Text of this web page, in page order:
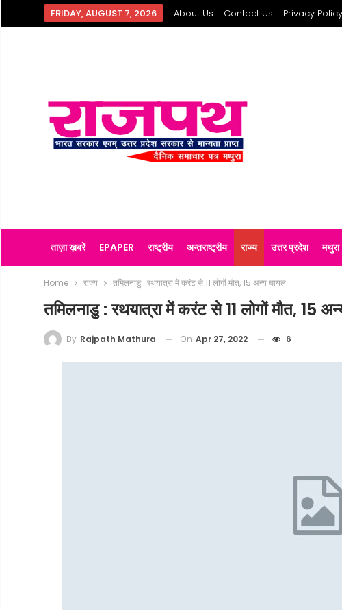
FRIDAY, AUGUST 7, 2026 About Us Contact Us Privacy Policy
ताज़ा ख़बरें EPAPER राष्ट्रीय अन्तराष्ट्रीय राज्य उत्तर प्रदेश मथुरा
Home राज्य तमिलनाडु : रथयात्रा में करंट से 11 लोगों मौत, 15 अन्य घायल
तमिलनाडु : रथयात्रा में करंट से 11 लोगों मौत, 15
By Rajpath Mathura On Apr 27, 2022 6